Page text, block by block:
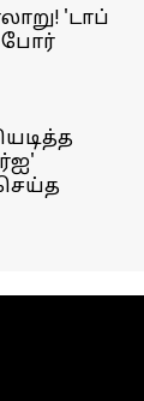
'டாப்
போர்